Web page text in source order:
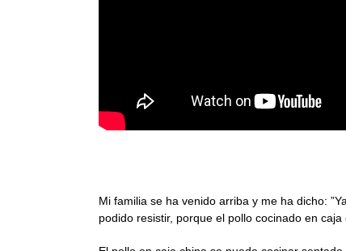
Mi familia se ha venido arriba y me ha dicho:
podido resistir, porque el pollo cocinado en